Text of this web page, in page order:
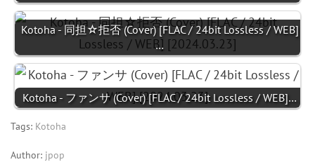
Kotoha - 同担☆拒否 (Cover) [FLAC / 24bit Lossless / WEB]
…
Kotoha - ファンサ (Cover) [FLAC / 24bit Lossless / WEB]…
Tags: Kotoha
Author: jpop